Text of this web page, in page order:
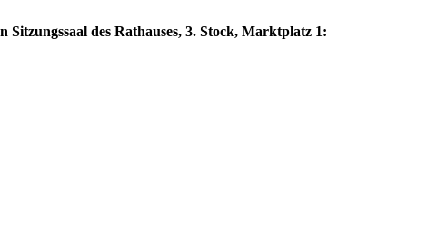
des Rathauses, 3. Stock, Marktplatz 1: